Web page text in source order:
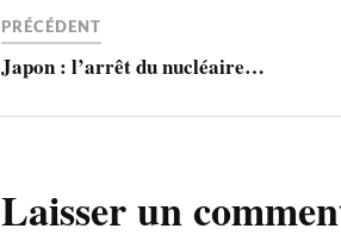
PRÉCÉDENT
Japon : l’arrêt du nucléaire…
Laisser un